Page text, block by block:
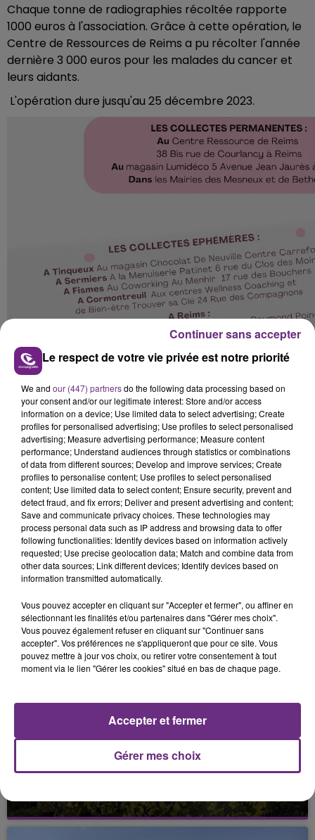
Chaque tonne de radiographies récoltée rapporte
1000 euros à l'association. Grâce à cette opération, le
Centre de Ressources de Reims a pu récolter l'année
dernière 3 000 euros pour les malades du cancer et
leurs aidants.
L'opération dure jusqu'au 25 décembre 2023.
FIL D'ACTU
SI TOUT LE MONDE FAIT ÇA, MOI L'ANNÉE
La vendange en Champagne a débuté ce jeudi 6
août dans la commune de Montgueux (Aube). Du
Le respect de votre vie privée est notre priorité
We and our (447) partnersdo the following data processing based on
your consent and/or our legitimate interest: Store and/or access
information on a device; Use limited data to select advertising; Create
profiles for personalised advertising; Use profiles to select personalised
advertising; Measure advertising performance; Measure content
performance; Understand audiences through statistics or combinations
of data from different sources; Develop and improve services; Create
profiles to personalise content; Use profiles to select personalised
content; Use limited data to select content; Ensure security, prevent and
detect fraud, and fix errors; Deliver and present advertising and content;
Save and communicate privacy choices. These technologies may
process personal data such as IP address and browsing data to offer
following functionalities: Identify devices based on information actively
requested; Use precise geolocation data; Match and combine data from
other data sources; Link different devices; Identify devices based on
information transmitted automatically.
Vous pouvez accepter en cliquant sur "Accepter et fermer", ou affiner en
sélectionnant les finalités et/ou partenaires dans "Gérer mes choix".
Vous pouvez également refuser en cliquant sur "Continuer sans
accepter". Vos préférences ne s'appliqueront que pour ce site. Vous
pouvez mettre à jour vos choix, ou retirer votre consentement à tout
moment via le lien "Gérer les cookies" situé en bas de chaque page.
Gérer mes choix
Accepter et fermer
Continuer sans accepter